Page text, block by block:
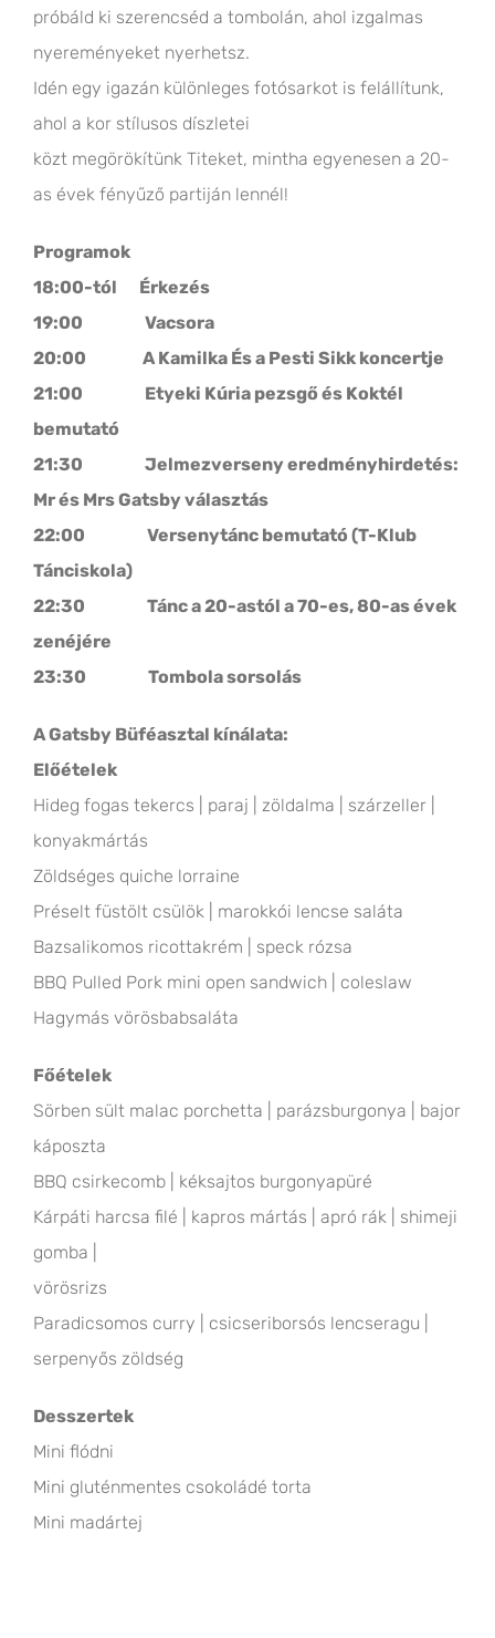
próbáld ki szerencséd a tombolán, ahol izgalmas
nyereményeket nyerhetsz.
Idén egy igazán különleges fotósarkot is felállítunk,
ahol a kor stílusos díszletei
közt megörökítünk Titeket, mintha egyenesen a 20-
as évek fényűző partiján lennél!
Programok
18:00-tól Érkezés
19:00 Vacsora
20:00 A Kamilka És a Pesti Sikk koncertje
21:00 Etyeki Kúria pezsgő és Koktél
bemutató
21:30 Jelmezverseny eredményhirdetés:
Mr és Mrs Gatsby választás
22:00 Versenytánc bemutató (T-Klub
Tánciskola)
22:30 Tánc a 20-astól a 70-es, 80-as évek
zenéjére
23:30 Tombola sorsolás
A Gatsby Büféasztal kínálata:
Előételek
Hideg fogas tekercs | paraj | zöldalma | szárzeller |
konyakmártás
Zöldséges quiche lorraine
Préselt füstölt csülök | marokkói lencse saláta
Bazsalikomos ricottakrém | speck rózsa
BBQ Pulled Pork mini open sandwich | coleslaw
Hagymás vörösbabsaláta
Főételek
Sörben sült malac porchetta | parázsburgonya | bajor
káposzta
BBQ csirkecomb | kéksajtos burgonyapüré
Kárpáti harcsa filé | kapros mártás | apró rák | shimeji
gomba |
vörösrizs
Paradicsomos curry | csicseriborsós lencseragu |
serpenyős zöldség
Desszertek
Mini flódni
Mini gluténmentes csokoládé torta
Mini madártej